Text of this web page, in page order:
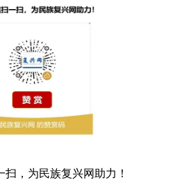
扫，为民族复兴网助力！